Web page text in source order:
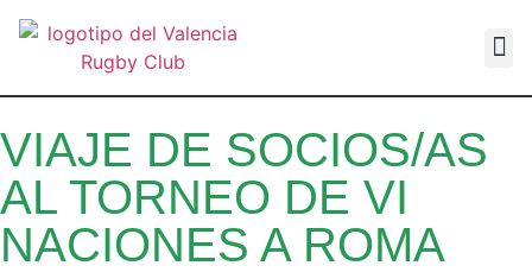
VIAJE DE SOCIOS/AS
AL TORNEO DE VI
NACIONES A ROMA